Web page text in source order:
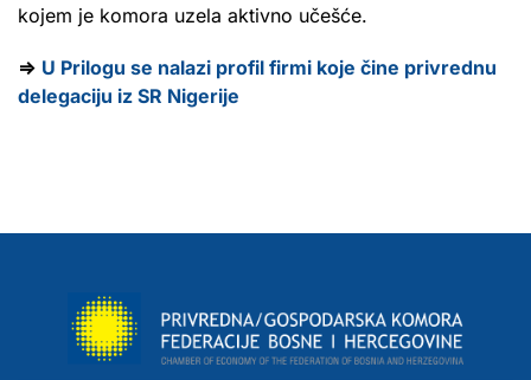
kojem je komora uzela aktivno učešće.
⇒ U Prilogu se nalazi profil firmi koje čine privrednu
delegaciju iz SR Nigerije